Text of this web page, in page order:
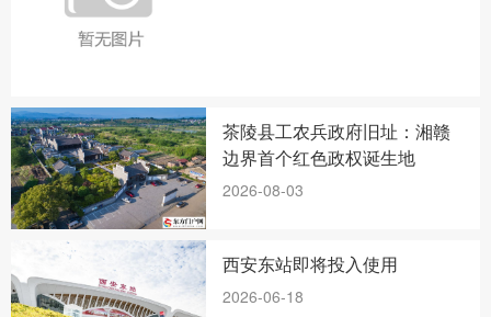
茶陵县工农兵政府旧址：湘赣
边界首个红色政权诞生地
2026-08-03
西安东站即将投入使用
2026-06-18